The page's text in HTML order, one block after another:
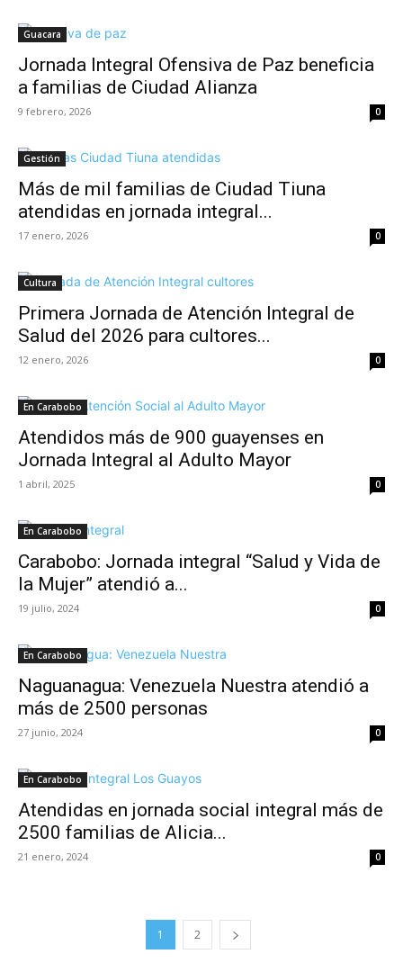
Guacara
Jornada Integral Ofensiva de Paz beneficia
a familias de Ciudad Alianza
9 febrero, 2026 0
Gestión
Más de mil familias de Ciudad Tiuna
atendidas en jornada integral...
17 enero, 2026 0
Cultura
Primera Jornada de Atención Integral de
Salud del 2026 para cultores...
12 enero, 2026 0
En Carabobo
Atendidos más de 900 guayenses en
Jornada Integral al Adulto Mayor
1 abril, 2025 0
En Carabobo
Carabobo: Jornada integral “Salud y Vida de
la Mujer” atendió a...
19 julio, 2024 0
En Carabobo
Naguanagua: Venezuela Nuestra atendió a
más de 2500 personas
27 junio, 2024 0
En Carabobo
Atendidas en jornada social integral más de
2500 familias de Alicia...
21 enero, 2024 0
1 2